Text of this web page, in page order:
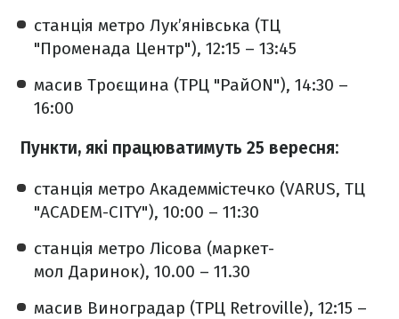
станція метро Лук’янівська (ТЦ
"Променада Центр"), 12:15 – 13:45
масив Троєщина (ТРЦ "РайON"), 14:30 –
16:00
Пункти, які працюватимуть 25 вересня:
станція метро Академмістечко (VARUS, ТЦ
"ACADEM-CITY"), 10:00 – 11:30
станція метро Лісова (маркет-
мол Даринок), 10.00 – 11.30
масив Виноградар (ТРЦ Retroville), 12:15 –